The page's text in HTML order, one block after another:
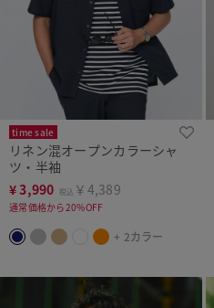
time sale
リネン混オープンカラーシャ
ツ・半袖
¥3,990 税込 ￥4,389
通常価格から20%OFF
+ 2カラー